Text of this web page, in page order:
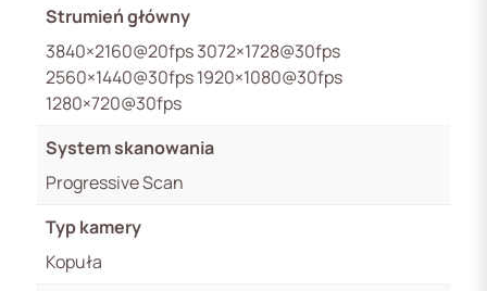
Strumień główny
3840×2160@20fps 3072×1728@30fps
2560×1440@30fps 1920×1080@30fps
1280×720@30fps
System skanowania
Progressive Scan
Typ kamery
Kopuła